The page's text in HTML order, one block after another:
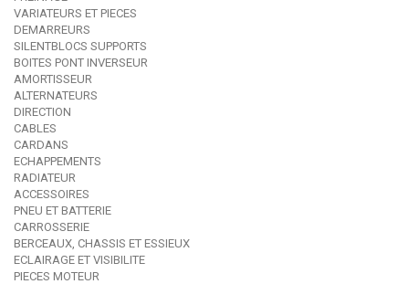
VARIATEURS ET PIECES
DEMARREURS
SILENTBLOCS SUPPORTS
BOITES PONT INVERSEUR
AMORTISSEUR
ALTERNATEURS
DIRECTION
CABLES
CARDANS
ECHAPPEMENTS
RADIATEUR
ACCESSOIRES
PNEU ET BATTERIE
CARROSSERIE
BERCEAUX, CHASSIS ET ESSIEUX
ECLAIRAGE ET VISIBILITE
PIECES MOTEUR